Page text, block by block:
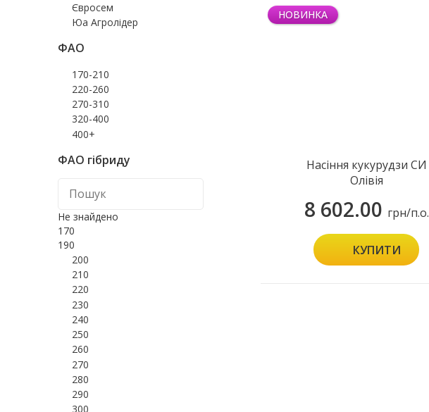
Євросем
Юа Агролідер
ФАО
170-210
220-260
270-310
320-400
400+
ФАО гібриду
Не знайдено
170
190
200
210
220
230
240
250
260
270
280
290
300
НОВИНКА
Насіння кукурудзи СИ
Олівія
8 602.00 грн/п.о.
КУПИТИ